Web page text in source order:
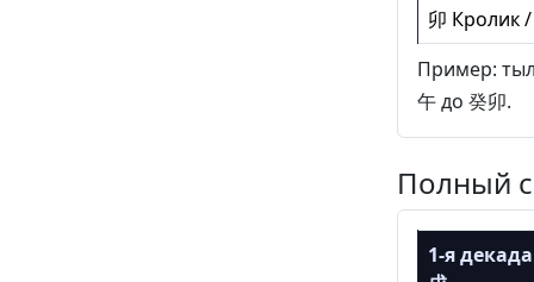
卯 Кролик
Пример:
午 до 癸卯.
Полный
1-я декада